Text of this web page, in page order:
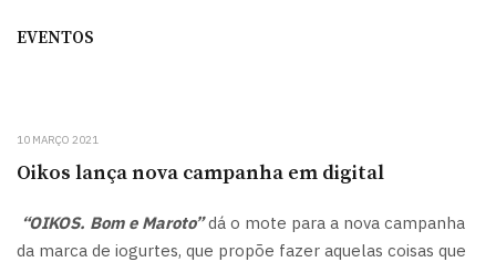
EVENTOS
10 MARÇO 2021
Oikos lança nova campanha em digital
“OIKOS. Bom e Maroto” dá o mote para a nova campanha
da marca de iogurtes, que propõe fazer aquelas coisas que